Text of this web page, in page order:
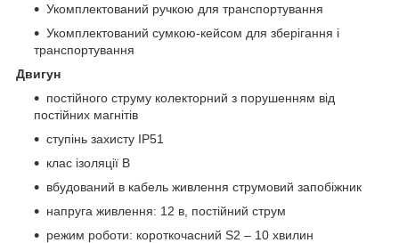
Укомплектований ручкою для транспортування
Укомплектований сумкою-кейсом для зберігання і
транспортування
Двигун
постійного струму колекторний з порушенням від
постійних магнітів
ступінь захисту IP51
клас ізоляції В
вбудований в кабель живлення струмовий запобіжник
напруга живлення: 12 в, постійний струм
режим роботи: короткочасний S2 – 10 хвилин